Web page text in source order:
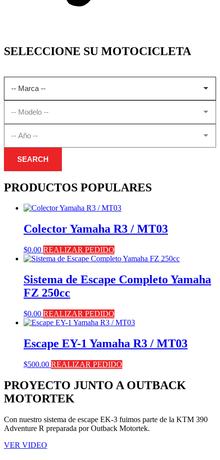
SELECCIONE SU MOTOCICLETA
SEARCH
PRODUCTOS POPULARES
Colector Yamaha R3 / MT03
$0.00 REALIZAR PEDIDO
Sistema de Escape Completo Yamaha
FZ 250cc
$0.00 REALIZAR PEDIDO
Escape EY-1 Yamaha R3 / MT03
$500.00 REALIZAR PEDIDO
PROYECTO JUNTO A OUTBACK
MOTORTEK ​
Con nuestro sistema de escape EK-3 fuimos parte de la KTM 390
Adventure R preparada por Outback Motortek.
VER VIDEO